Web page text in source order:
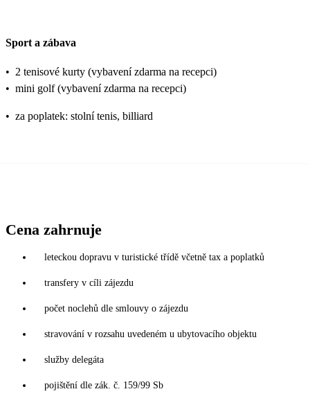
Sport a zábava
• 2 tenisové kurty (vybavení zdarma na recepci)
• mini golf (vybavení zdarma na recepci)
• za poplatek: stolní tenis, billiard
Cena zahrnuje
leteckou dopravu v turistické třídě včetně tax a poplatků
transfery v cíli zájezdu
počet noclehů dle smlouvy o zájezdu
stravování v rozsahu uvedeném u ubytovacího objektu
služby delegáta
pojištění dle zák. č. 159/99 Sb